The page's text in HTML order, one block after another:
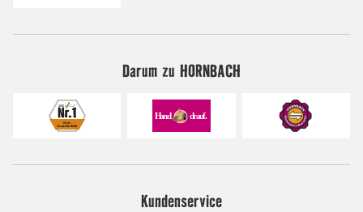
Darum zu HORNBACH
Kundenservice